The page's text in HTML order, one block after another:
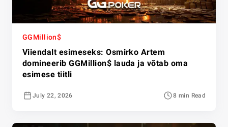
GGMillion$
Viiendalt esimeseks: Osmirko Artem
domineerib GGMillion$ lauda ja võtab oma
esimese tiitli
July 22, 2026 8 min Read